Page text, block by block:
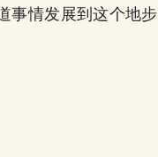
事情发展到这个地